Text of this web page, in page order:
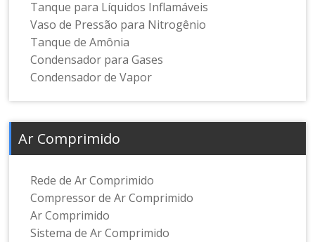
Tanque para Líquidos Inflamáveis
Vaso de Pressão para Nitrogênio
Tanque de Amônia
Condensador para Gases
Condensador de Vapor
Ar Comprimido
Rede de Ar Comprimido
Compressor de Ar Comprimido
Ar Comprimido
Sistema de Ar Comprimido